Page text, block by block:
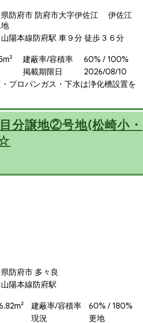
県防府市 防府市大字伊佐江 伊佐江
山陽本線防府駅 車９分 徒歩３６分
建蔽率/容積率
60% / 100%
掲載期限日
2026/08/10
・プロパンガス・下水は浄化槽設置を
分譲地②号地(松崎小・
県防府市 多々良
山陽本線防府駅
建蔽率/容積率
60% / 180%
現況
更地